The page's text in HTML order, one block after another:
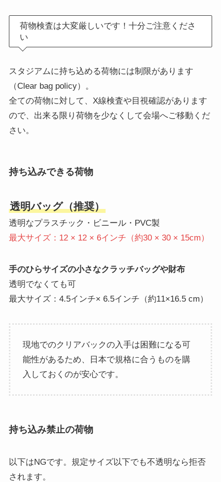
荷物検査は大変厳しいです！十分ご注意くださ
い
スタジアムに持ち込める荷物には制限があります
（Clear bag policy）。
全ての荷物に対して、X線検査や目視確認があります
ので、出来る限り荷物を少なくして会場へご移動くだ
さい。
持ち込みできる荷物
透明バッグ（推奨）
透明なプラスチック・ビニール・PVC製
最大サイズ：12 × 12 × 6インチ（約30 × 30 × 15cm）
手のひらサイズの小さなクラッチバッグや財布
透明でなくても可
最大サイズ：4.5インチ× 6.5インチ（約11×16.5 cm）
現地でのクリアバックの入手は困難になる可
能性があるため、日本で規格に合うものを購
入しておくのが安心です。
持ち込み禁止の荷物
以下はNGです。規定サイズ以下でも不透明なら拒否
されます。